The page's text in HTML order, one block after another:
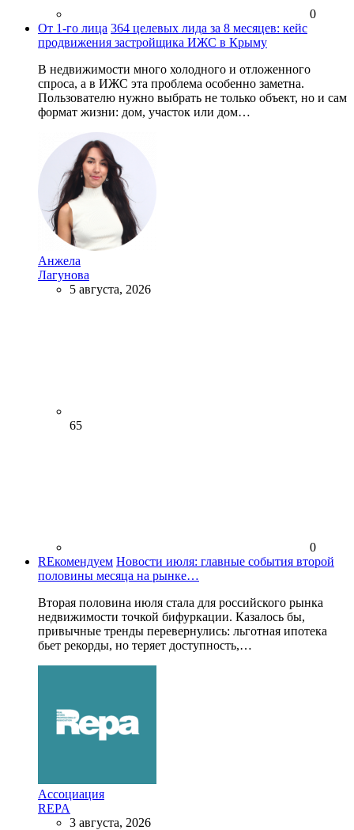
0
От 1-го лица 364 целевых лида за 8 месяцев: кейс
продвижения застройщика ИЖС в Крыму
В недвижимости много холодного и отложенного
спроса, а в ИЖС эта проблема особенно заметна.
Пользователю нужно выбрать не только объект, но и сам
формат жизни: дом, участок или дом…
Анжела
Лагунова
5 августа, 2026
65
0
REкомендуем Новости июля: главные события второй
половины месяца на рынке…
Вторая половина июля стала для российского рынка
недвижимости точкой бифуркации. Казалось бы,
привычные тренды перевернулись: льготная ипотека
бьет рекорды, но теряет доступность,…
Ассоциация
REPA
3 августа, 2026